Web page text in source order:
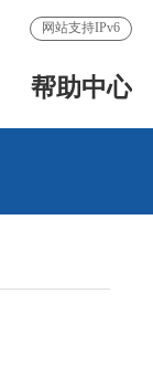
网站支持IPv6
帮助中心